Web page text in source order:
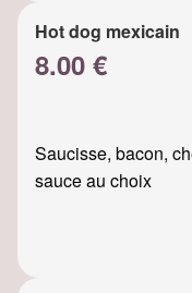
Hot dog mexicain
8.00 €
Saucisse, bacon,
sauce au choix